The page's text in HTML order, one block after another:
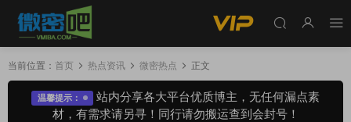
当前位置： 首页 热点资讯 微密热点 正文
温馨提示：
站内分享各大平台优质博主，无任何漏点素
材，有需求请另寻！同行请勿搬运查到会封号！